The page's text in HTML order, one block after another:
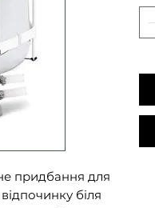
придбання для
біля